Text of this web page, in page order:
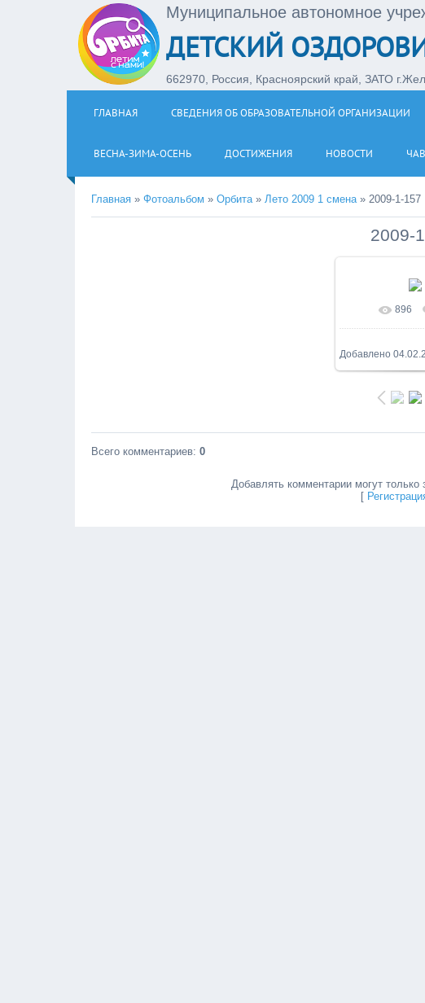
Муниципальное автономное
ДЕТСКИЙ
662970, Россия, Красноярский край, ЗАТО
ГЛАВНАЯ СВЕДЕНИЯ ОБ ОБРАЗОВАТЕЛЬНОЙ ОРГАНИЗАЦИИ
ВЕСНА-ЗИМА-ОСЕНЬ ДОСТИЖЕНИЯ НОВОСТИ
Главная » Фотоальбом » Орбита » Лето 2009 1 смена » 2009-1-157
2009-
896
Добавлено
Всего комментариев: 0
Добавлять комментарии могут только
[